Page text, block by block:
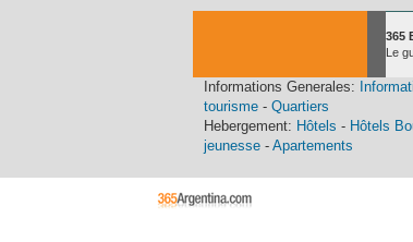
365
Le
Informations Generales:
tourisme - Quartiers
Hebergement: Hôtels - Hôtels
jeunesse - Apartements